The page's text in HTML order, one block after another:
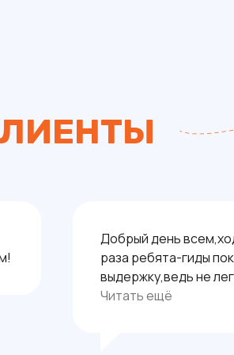
Добрый день
раза ребята-гиды
выдержку,ведь не
людей! Это огромная
Читать ещё